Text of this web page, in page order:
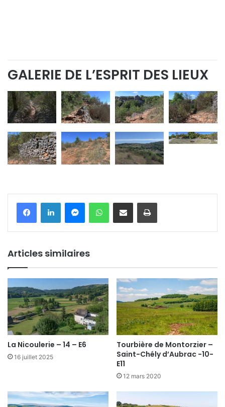
GALERIE DE L’ESPRIT DES LIEUX
Articles similaires
La Nicoulerie – 14 – E6
16 juillet 2025
Tourbière de Montorzier –
Saint-Chély d’Aubrac -10-
E11
12 mars 2020